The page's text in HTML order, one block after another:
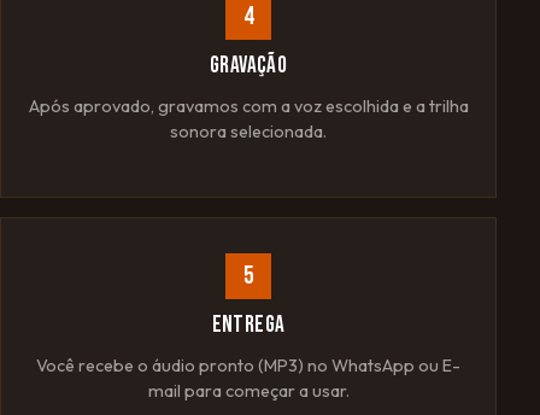
4
GRAVAÇÃO
Após aprovado, gravamos com a voz escolhida e a trilha
sonora selecionada.
5
ENTREGA
Você recebe o áudio pronto (MP3) no WhatsApp ou E-
mail para começar a usar.